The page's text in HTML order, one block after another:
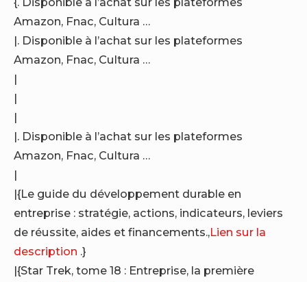
Amazon, Fnac, Cultura …
|. Disponible à l’achat sur les plateformes
Amazon, Fnac, Cultura …
|
|
|
|. Disponible à l’achat sur les plateformes
Amazon, Fnac, Cultura …
|
|{Le guide du développement durable en
entreprise : stratégie, actions, indicateurs, leviers
de réussite, aides et financements.,Lien sur la
description .}
|{Star Trek, tome 18 : Entreprise, la première